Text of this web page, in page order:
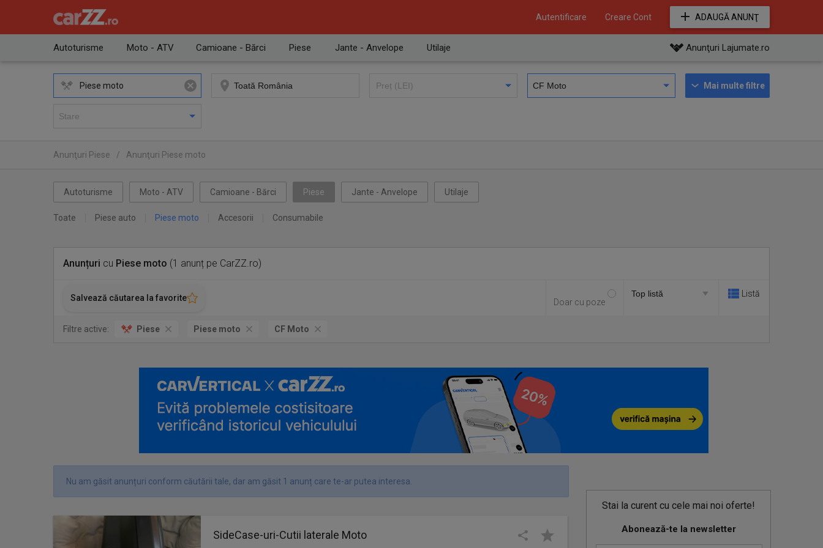
Autentificare Creare Cont ADAUGĂ ANUNŢ
Autoturisme Moto - ATV Camioane - Bărci Piese Jante - Anvelope Utilaje Anunţuri Lajumate.ro
Piese moto Mai multe filtre
Anunţuri Piese / Anunţuri Piese moto
Autoturisme Moto - ATV Camioane - Bărci Piese Jante - Anvelope Utilaje
Toate Piese auto Piese moto Accesorii Consumabile
Anunțuri cu Piese moto (1 anunț pe CarZZ.ro)
Salvează căutarea la favorite Doar cu poze
Listă
Filtre active: Piese Piese moto CF Moto
Stai la curent cu cele mai noi oferte!
Abonează-te la newsletter
Nu am găsit anunțuri conform căutării tale, dar am găsit 1 anunț care te-ar putea interesa.
SideCase-uri-Cutii laterale Moto